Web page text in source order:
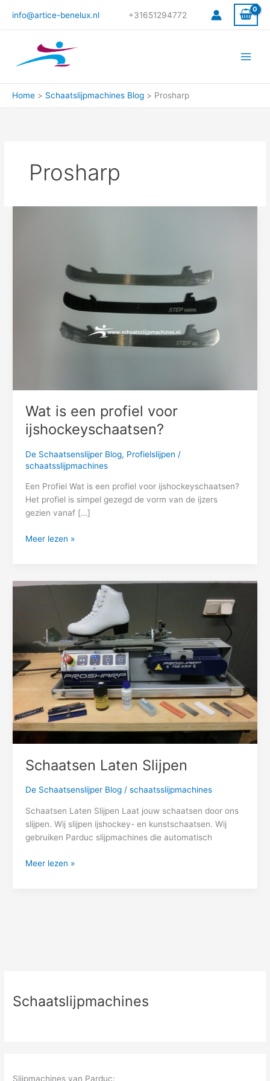
naar
de
info@artice-benelux.nl +31651294772
Home Schaatslijpmachines Blog Prosharp
Prosharp
Wat is een profiel voor
ijshockeyschaatsen?
De Schaatsenslijper Blog, Profielslijpen /
schaatsslijpmachines
Een Profiel Wat is een profiel voor ijshockeyschaatsen?
Het profiel is simpel gezegd de vorm van de ijzers
gezien vanaf […]
ijshockeyschaatsen?
Meer lezen »
Schaatsen Laten Slijpen
De Schaatsenslijper Blog/ schaatsslijpmachines
Schaatsen Laten Slijpen Laat jouw schaatsen door ons
slijpen. Wij slijpen ijshockey- en kunstschaatsen. Wij
gebruiken Parduc slijpmachines die automatisch
Schaatsen
Meer lezen »
Schaatslijpmachines
Slijpmachines van Parduc: